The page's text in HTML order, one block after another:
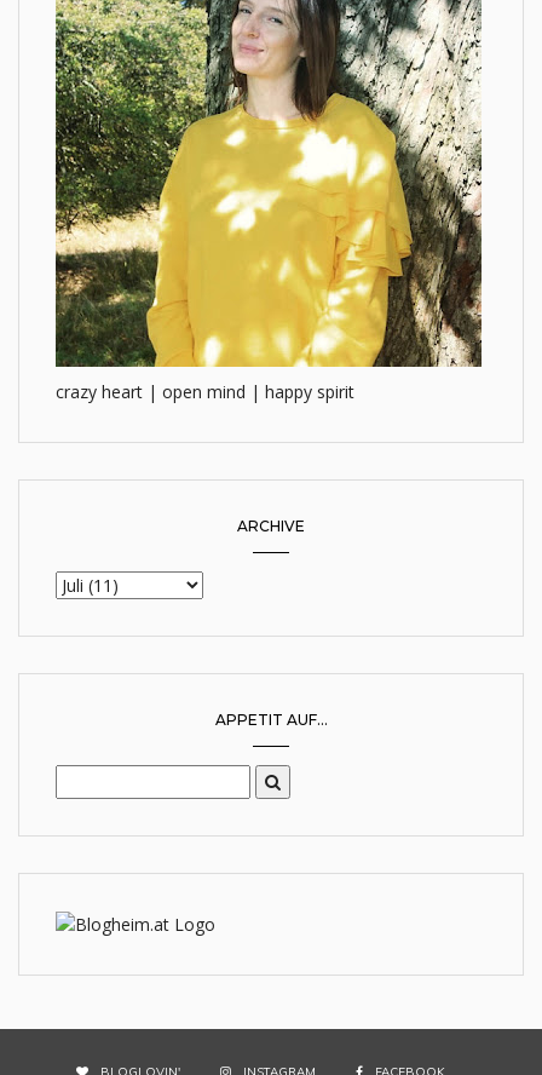
crazy heart | open mind | happy spirit
ARCHIVE
APPETIT AUF...